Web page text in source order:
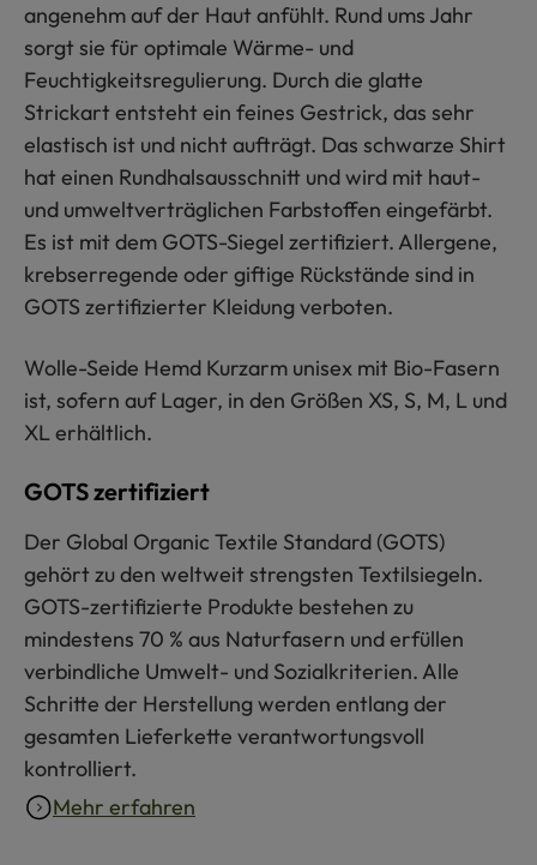
angenehm auf der Haut anfühlt. Rund ums Jahr
sorgt sie für optimale Wärme- und
Feuchtigkeitsregulierung. Durch die glatte
Strickart entsteht ein feines Gestrick, das sehr
elastisch ist und nicht aufträgt. Das schwarze Shirt
hat einen Rundhalsausschnitt und wird mit haut-
und umweltverträglichen Farbstoffen eingefärbt.
Es ist mit dem GOTS-Siegel zertifiziert. Allergene,
krebserregende oder giftige Rückstände sind in
GOTS zertifizierter Kleidung verboten.
Wolle-Seide Hemd Kurzarm unisex mit Bio-Fasern
ist, sofern auf Lager, in den Größen XS, S, M, L und
XL erhältlich.
GOTS zertifiziert
Der Global Organic Textile Standard (GOTS)
gehört zu den weltweit strengsten Textilsiegeln.
GOTS-zertifizierte Produkte bestehen zu
mindestens 70 % aus Naturfasern und erfüllen
verbindliche Umwelt- und Sozialkriterien. Alle
Schritte der Herstellung werden entlang der
gesamten Lieferkette verantwortungsvoll
kontrolliert.
Mehr erfahren